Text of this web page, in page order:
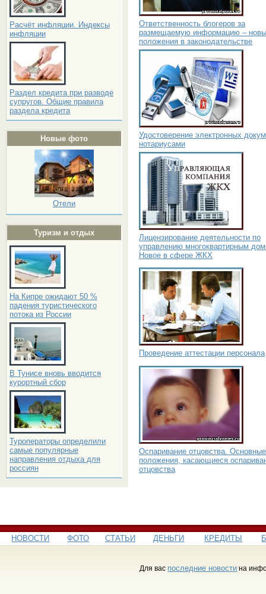
Расчёт инфляции. Индексы
инфляции
Раздел кредита при разводе
супругов. Общие правила
раздела кредита
Новые фото
Отели
Туризм и отдых
На Кипре ожидают 50 %
падения туристического
потока из России
В Тунисе вновь вводится
курортный сбор
Туроператоры определили
самые популярные
направления отдыха для
россиян
Ответственность блогеров за
размещаемую информацию –
положения в законодательстве
Удостоверение электронных
нотариусами
Лицензирование деятельности по
управлению многоквартирным
Новое в сфере ЖКХ
Проведение аттестации персонала
Оспаривание отцовства. Основные
положения, касающиеся
отцовства
НОВОСТИ ФОТО СТАТЬИ ДЕНЬГИ КРЕДИТЫ
Для вас последние новости на